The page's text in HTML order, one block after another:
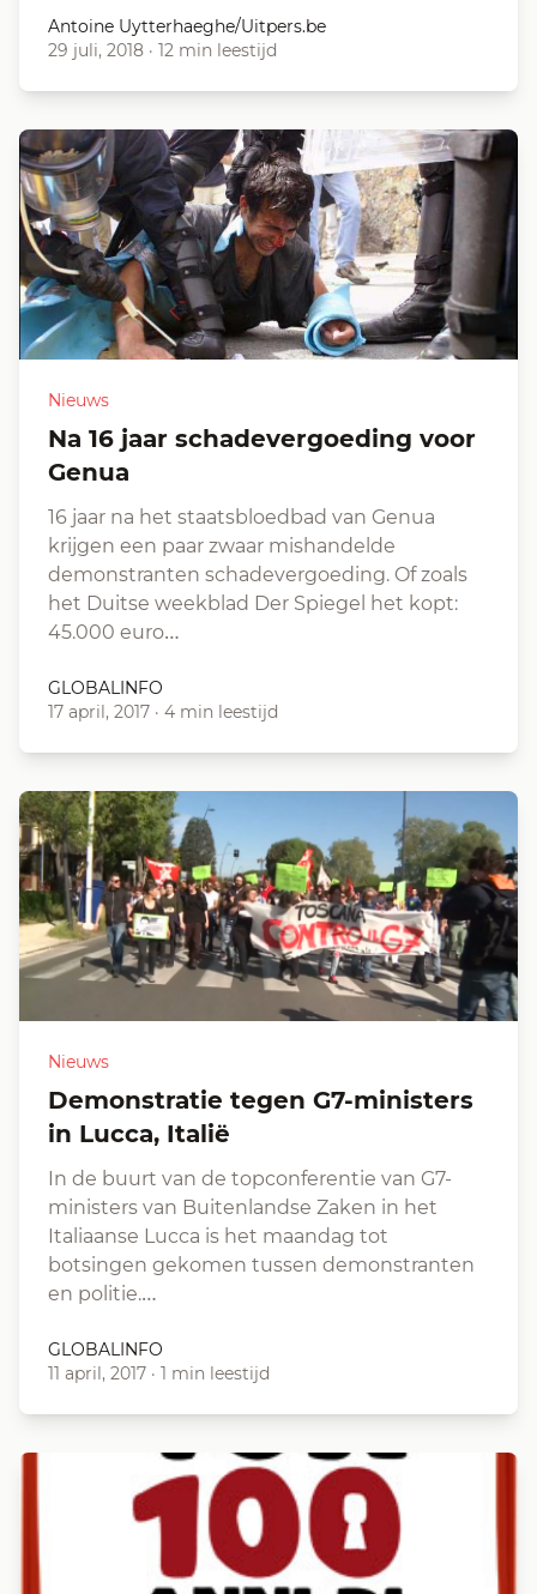
Antoine Uytterhaeghe/Uitpers.be
29 juli, 2018 · 12 min leestijd
Nieuws
Na 16 jaar schadevergoeding voor
Genua
16 jaar na het staatsbloedbad van Genua
krijgen een paar zwaar mishandelde
demonstranten schadevergoeding. Of zoals
het Duitse weekblad Der Spiegel het kopt:
45.000 euro…
GLOBALINFO
17 april, 2017 · 4 min leestijd
Nieuws
Demonstratie tegen G7-ministers
in Lucca, Italië
In de buurt van de topconferentie van G7-
ministers van Buitenlandse Zaken in het
Italiaanse Lucca is het maandag tot
botsingen gekomen tussen demonstranten
en politie.…
GLOBALINFO
11 april, 2017 · 1 min leestijd